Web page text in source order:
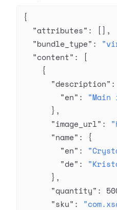
{
  "attributes"
: [],
  "bundle_type"
:
  "content"
: [
    {
      "description"
        "en"
: "Main
      },
      "image_url"
:
      "name"
: {
        "en"
:
        "de"
:
      },
      "quantity"
:
      "sku"
: